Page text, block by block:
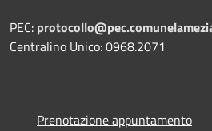
PEC:
Centralino Unico: 0968.2071
Prenotazione appuntamento